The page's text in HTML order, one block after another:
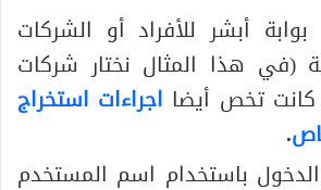
أبشر للأفراد أو الشركات
(في هذا المثال نختار شركات
كانت تخص أيضا اجراءات استخراج
.
باستخدام اسم المستخدم